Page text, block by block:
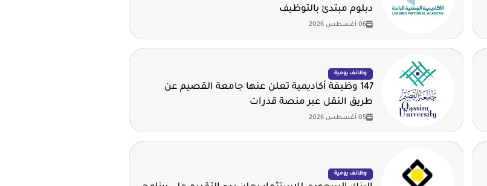
دبلوم مبتدئ بالتوظيف
06 أغسطس 2026
وظائف يومية
147 وظيفة أكاديمية تعلن عنها جامعة القصيم عن
طريق النقل عبر منصة قدرات
05 أغسطس 2026
وظائف يومية